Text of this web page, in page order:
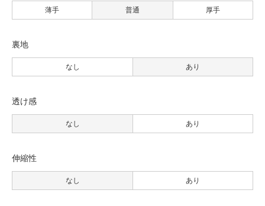
薄手 普通 厚手
裏地
なし あり
透け感
なし あり
伸縮性
なし あり